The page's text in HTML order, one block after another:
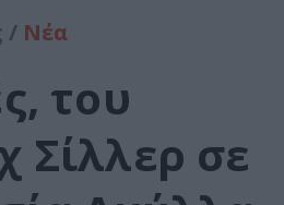
/ Νέα
του
Σίλλερ σε